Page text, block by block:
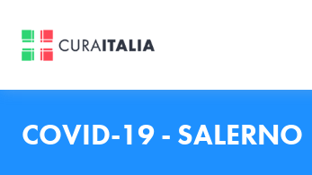
COVID-19 - SALERNO